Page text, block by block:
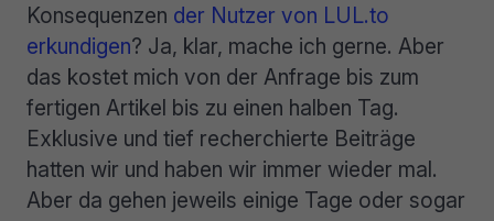
Konsequenzen der Nutzer von LUL.to
erkundigen? Ja, klar, mache ich gerne. Aber
das kostet mich von der Anfrage bis zum
fertigen Artikel bis zu einen halben Tag.
Exklusive und tief recherchierte Beiträge
hatten wir und haben wir immer wieder mal.
Aber da gehen jeweils einige Tage oder sogar